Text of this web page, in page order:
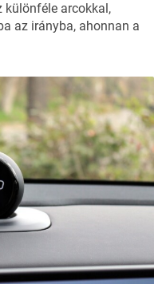
különféle arcokkal,
az irányba, ahonnan a